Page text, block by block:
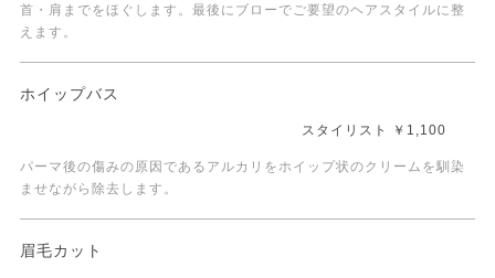
首・肩までをほぐします。最後にブローでご要望のヘアスタイルに整
えます。
ホイップバス
スタイリスト ￥1,100
パーマ後の傷みの原因であるアルカリをホイップ状のクリームを馴染
ませながら除去します。
眉毛カット